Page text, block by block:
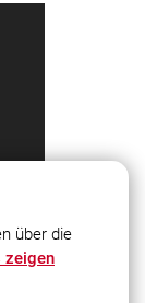
über die
zeigen